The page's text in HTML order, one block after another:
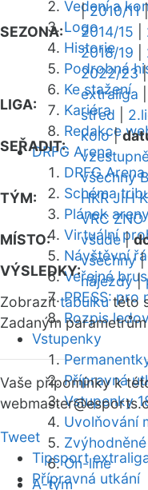
Vedení a
Logo
Historie
Podrobná
Ke stažení
Kariéra
Redakce
DRFG Arena
DRFG Arena
Schéma
Plánek areny
Virtuální
Návštěvní
Veřejné
PRESS: pro
Rozpis
Vstupenky
Přípravná
Vstupenky
Uvolňování
Zvýhodněné
On-line
A-tým
SEZONA:
|2010/11
2014/15
2018/19
2022/23
LIGA:
extraliga
střed
SEŘADIT:
kolo|
TÝM:
všechny
HKR JIH
VRC ZNO
MÍSTO:
všude|
VÝSLEDKY:
všechny|
nájezdy|
Zobrazittabulkutéto
Zadaným
Vaše připomínky k
webmaster
Tweet
Tipsport
Přípravná utkání